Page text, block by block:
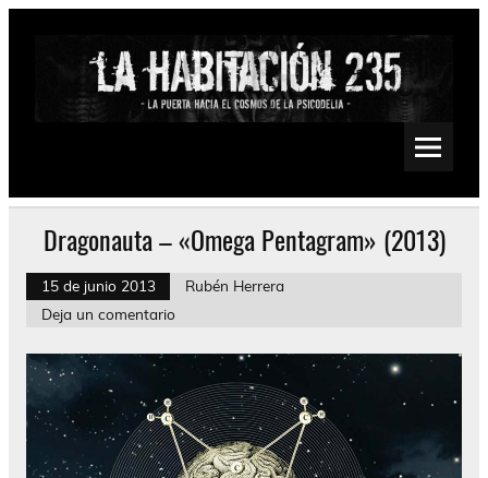
Saltar
Psychedelic, Stoner, Doom, Sludge, Fuzz, Space, Drone
Dragonauta – «Omega Pentagram» (2013)
15 de junio 2013
Rubén Herrera
Deja un comentario